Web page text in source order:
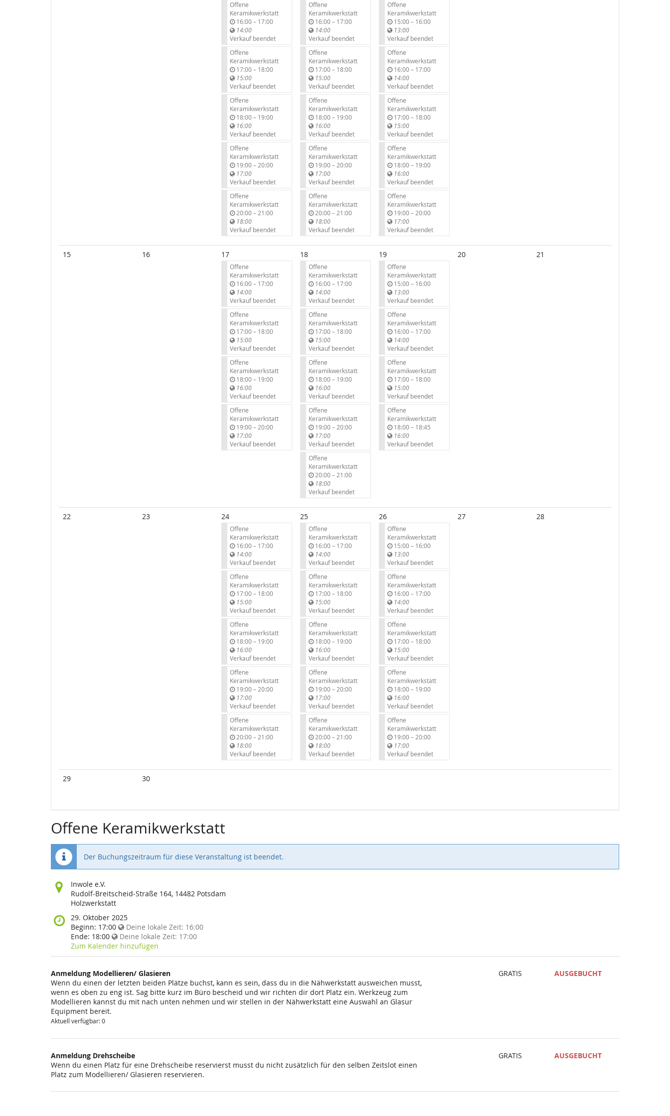
Offene
Keramikwerkstatt
16:00–b
s
17:00
14:00
Verkauf beendet
Offene
Keramikwerkstatt
17:00–b
s
18:00
15:00
Verkauf beendet
Offene
Keramikwerkstatt
18:00–b
s
19:00
16:00
Verkauf beendet
Offene
Keramikwerkstatt
19:00–b
s
20:00
17:00
Verkauf beendet
Offene
Keramikwerkstatt
20:00–b
s
21:00
18:00
Verkauf beendet
Offene
Keramikwerkstatt
16:00–b
s
17:00
14:00
Verkauf beendet
Offene
Keramikwerkstatt
17:00–b
s
18:00
15:00
Verkauf beendet
Offene
Keramikwerkstatt
18:00–b
s
19:00
16:00
Verkauf beendet
Offene
Keramikwerkstatt
19:00–b
s
20:00
17:00
Verkauf beendet
Offene
Keramikwerkstatt
20:00–b
s
21:00
18:00
Verkauf beendet
Offene
Keramikwerkstatt
15:00–b
s
16:00
13:00
Verkauf beendet
Offene
Keramikwerkstatt
16:00–b
s
17:00
14:00
Verkauf beendet
Offene
Keramikwerkstatt
17:00–b
s
18:00
15:00
Verkauf beendet
Offene
Keramikwerkstatt
18:00–b
s
19:00
16:00
Verkauf beendet
Offene
Keramikwerkstatt
19:00–b
s
20:00
17:00
Verkauf beendet
15 16 17
Offene
Keramikwerkstatt
16:00–b
s
17:00
14:00
Verkauf beendet
Offene
Keramikwerkstatt
17:00–b
s
18:00
15:00
Verkauf beendet
Offene
Keramikwerkstatt
18:00–b
s
19:00
16:00
Verkauf beendet
Offene
Keramikwerkstatt
19:00–b
s
20:00
17:00
Verkauf beendet
18
Offene
Keramikwerkstatt
16:00–b
s
17:00
14:00
Verkauf beendet
Offene
Keramikwerkstatt
17:00–b
s
18:00
15:00
Verkauf beendet
Offene
Keramikwerkstatt
18:00–b
s
19:00
16:00
Verkauf beendet
Offene
Keramikwerkstatt
19:00–b
s
20:00
17:00
Verkauf beendet
Offene
Keramikwerkstatt
20:00–b
s
21:00
18:00
Verkauf beendet
19
Offene
Keramikwerkstatt
15:00–b
s
16:00
13:00
Verkauf beendet
Offene
Keramikwerkstatt
16:00–b
s
17:00
14:00
Verkauf beendet
Offene
Keramikwerkstatt
17:00–b
s
18:00
15:00
Verkauf beendet
Offene
Keramikwerkstatt
18:00–b
s
18:45
16:00
Verkauf beendet
20 21
22 23 24
Offene
Keramikwerkstatt
16:00–b
s
17:00
14:00
Verkauf beendet
Offene
Keramikwerkstatt
17:00–b
s
18:00
15:00
Verkauf beendet
Offene
Keramikwerkstatt
18:00–b
s
19:00
16:00
Verkauf beendet
Offene
Keramikwerkstatt
19:00–b
s
20:00
17:00
Verkauf beendet
Offene
Keramikwerkstatt
20:00–b
s
21:00
18:00
Verkauf beendet
25
Offene
Keramikwerkstatt
16:00–b
s
17:00
14:00
Verkauf beendet
Offene
Keramikwerkstatt
17:00–b
s
18:00
15:00
Verkauf beendet
Offene
Keramikwerkstatt
18:00–b
s
19:00
16:00
Verkauf beendet
Offene
Keramikwerkstatt
19:00–b
s
20:00
17:00
Verkauf beendet
Offene
Keramikwerkstatt
20:00–b
s
21:00
18:00
Verkauf beendet
26
Offene
Keramikwerkstatt
15:00–b
s
16:00
13:00
Verkauf beendet
Offene
Keramikwerkstatt
16:00–b
s
17:00
14:00
Verkauf beendet
Offene
Keramikwerkstatt
17:00–b
s
18:00
15:00
Verkauf beendet
Offene
Keramikwerkstatt
18:00–b
s
19:00
16:00
Verkauf beendet
Offene
Keramikwerkstatt
19:00–b
s
20:00
17:00
Verkauf beendet
27 28
29 30
Offene Keramikwerkstatt
Der Buchungszeitraum für diese Veranstaltung ist beendet.
Wo
findet
diese
statt?
Inwole e.V.
Rudolf-Breitscheid-Straße 164, 14482 Potsdam
Holzwerkstatt
Wann
findet
diese
Veranstaltung
statt?
29. Oktober 2025
Beginn: 17:00 Deine lokale Zeit: 16:00
Ende: 18:00 Deine lokale Zeit: 17:00
Zum Kalender hinzufügen
Anmeldung Modellieren/ Glasieren
Wenn du einen der letzten beiden Plätze buchst, kann es sein, dass du in die Nähwerkstatt ausweichen musst,
wenn es oben zu eng ist. Sag bitte kurz im Büro bescheid und wir richten dir dort Platz ein. Werkzeug zum
Modellieren kannst du mit nach unten nehmen und wir stellen in der Nähwerkstatt eine Auswahl an Glasur
Equipment bereit.
Aktuell verfügbar: 0
GRATIS AUSGEBUCHT
Anmeldung Drehscheibe
Wenn du einen Platz für eine Drehscheibe reservierst musst du nicht zusätzlich für den selben Zeitslot einen
Platz zum Modellieren/ Glasieren reservieren.
GRATIS AUSGEBUCHT